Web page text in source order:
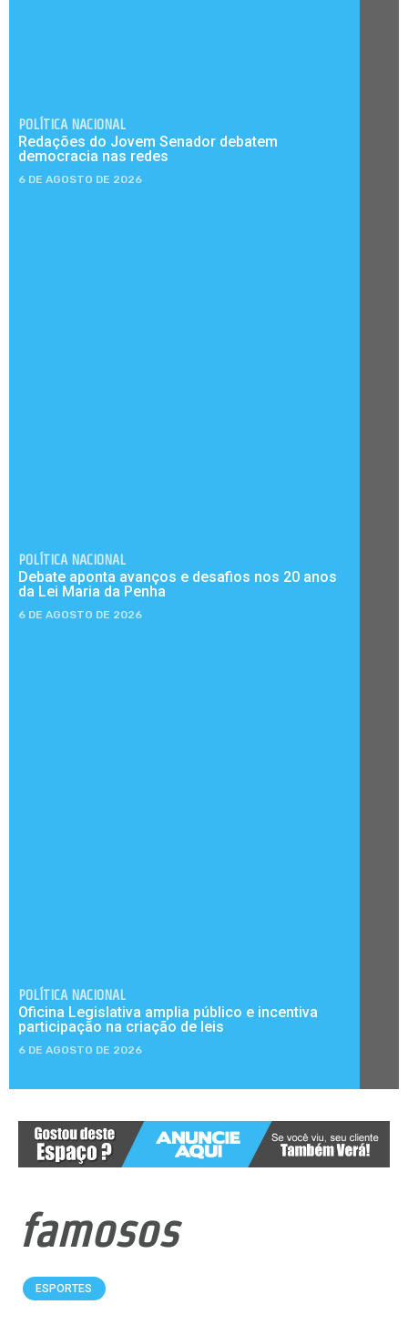
POLÍTICA NACIONAL
Redações do Jovem Senador debatem
democracia nas redes
6 DE AGOSTO DE 2026
POLÍTICA NACIONAL
Debate aponta avanços e desafios nos 20 anos
da Lei Maria da Penha
6 DE AGOSTO DE 2026
POLÍTICA NACIONAL
Oficina Legislativa amplia público e incentiva
participação na criação de leis
6 DE AGOSTO DE 2026
famosos
ESPORTES